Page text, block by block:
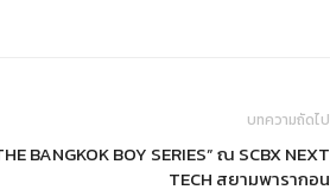
บทความถัดไป
BANGKOK BOY SERIES” ณ SCBX NEXT
TECH สยามพารากอน